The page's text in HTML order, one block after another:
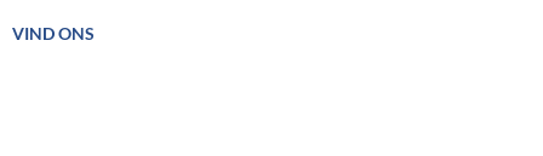
VIND ONS